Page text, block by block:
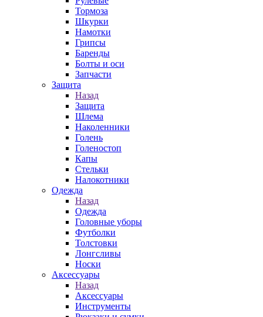
Тормоза
Шкурки
Намотки
Грипсы
Баренды
Болты и оси
Запчасти
Защита
Назад
Защита
Шлема
Наколенники
Голень
Голеностоп
Капы
Стельки
Налокотники
Одежда
Назад
Одежда
Головные уборы
Футболки
Толстовки
Лонгсливы
Носки
Аксессуары
Назад
Аксессуары
Инструменты